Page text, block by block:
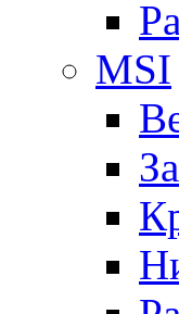
MSI